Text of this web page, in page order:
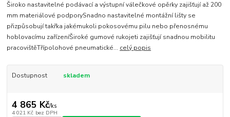
Široko nastavitelné podávací a výstupní válečkové opěrky zajišťují až 200
mm materiálové podporySnadno nastavitelné montážní lišty se
přizpůsobují takřka jakémukoli pokosovému pilu nebo přenosnému
hoblovacímu zařízeníŠiroké gumové rukojeti zajišťují snadnou mobilitu
pracovištěTřípolohové pneumatické... celý popis
Dostupnost skladem
4 865 Kč/ks
4 021 Kč bez DPH